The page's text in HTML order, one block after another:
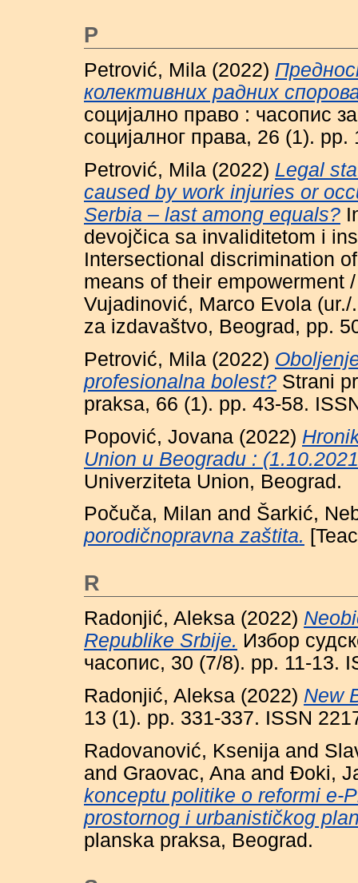
P
Petrović, Mila (2022)
колективних радних
социјално право : часопис
социјалног права, 26 (1).
Petrović, Mila (2022) Legal
caused by work injuries or
Serbia – last among equals?
devojčica sa invaliditetom i
Intersectional discrimination
means of their empowerment
Vujadinović, Marco Evola
za izdavaštvo, Beograd, pp.
Petrović, Mila (2022)
profesionalna bolest? Strani
praksa, 66 (1). pp. 43-58.
Popović, Jovana (2022)
Union u Beogradu :
Univerziteta Union, Beograd.
Počuča, Milan and Šarkić,
porodičnopravna zaštita.
R
Radonjić, Aleksa (2022)
Republike Srbije. Избор
часопис, 30 (7/8). pp. 11-13.
Radonjić, Aleksa (2022) New
13 (1). pp. 331-337. ISSN
Radovanović, Ksenija and
and Graovac, Ana and Đoki,
konceptu politike o reformi e-
prostornog i urbanističkog
planska praksa, Beograd.